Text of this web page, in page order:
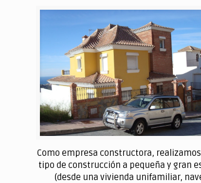
Como empresa constructora,
tipo de construcción a pequeña y gran
(desde una vivienda unifamiliar,